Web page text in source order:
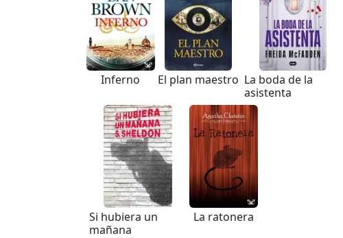
Inferno El plan maestro La boda de la
asistenta
Si hubiera un
mañana
La ratonera